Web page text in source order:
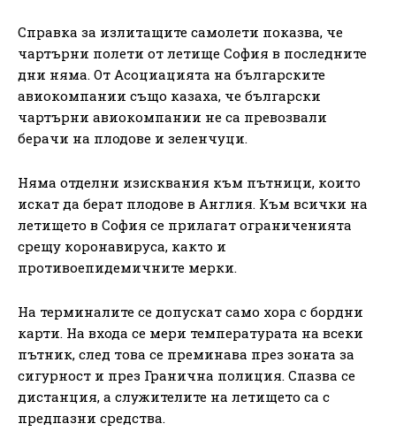
Справка за излитащите самолети показва, че
чартърни полети от летище София в последните
дни няма. От Асоциацията на българските
авиокомпании също казаха, че български
чартърни авиокомпании не са превозвали
берачи на плодове и зеленчуци.
Няма отделни изисквания към пътници, които
искат да берат плодове в Англия. Към всички на
летището в София се прилагат ограниченията
срещу коронавируса, както и
противоепидемичните мерки.
На терминалите се допускат само хора с бордни
карти. На входа се мери температурата на всеки
пътник, след това се преминава през зоната за
сигурност и през Гранична полиция. Спазва се
дистанция, а служителите на летището са с
предпазни средства.